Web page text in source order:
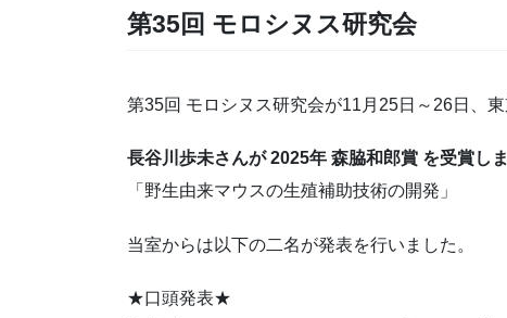
第35回 モロシヌス研究会
第35回 モロシヌス研究会が11月25日～26日、
長谷川歩未さんが 2025年 森脇和郎賞 を受賞しま
「野生由来マウスの生殖補助技術の開発」
当室からは以下の二名が発表を行いました。
★口頭発表★